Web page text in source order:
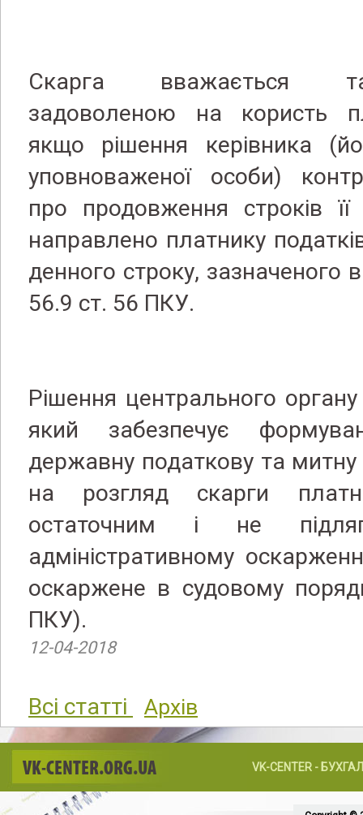
Скарга вважається
задоволеною на користь
якщо рішення керівника
уповноваженої особи)
про продовження строків
направлено платнику
денного строку, зазначеного
56.9 ст. 56 ПКУ.
Рішення центрального
який забезпечує
державну податкову та митну
на розгляд скарги
остаточним і не
адміністративному
оскаржене в судовому
ПКУ).
12-04-2018
Всі статті Архів
VK-CENTER.ORG.UA VK-CENTER -